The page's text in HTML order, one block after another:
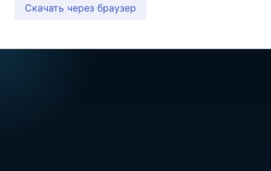
Скачать через браузер